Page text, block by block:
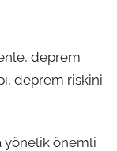
deprem
deprem riskini
yönelik önemli